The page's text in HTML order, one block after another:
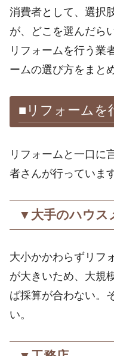
消費者として、選択
が、どこを選んだら
リフォームを行う業
ームの選び方をまと
■リフォームを
リフォームと一口に
者さんが行っていま
▼大手のハウス
大小かかわらずリフ
が大きいため、大規
ば採算が合わない。
い。